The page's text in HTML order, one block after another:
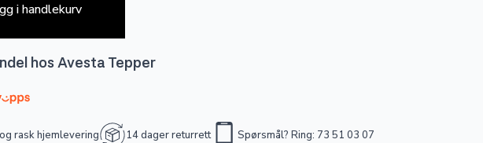
i handlekurv
hos Avesta Tepper
rask hjemlevering 14 dager returrett Spørsmål? Ring: 73 51 03 07